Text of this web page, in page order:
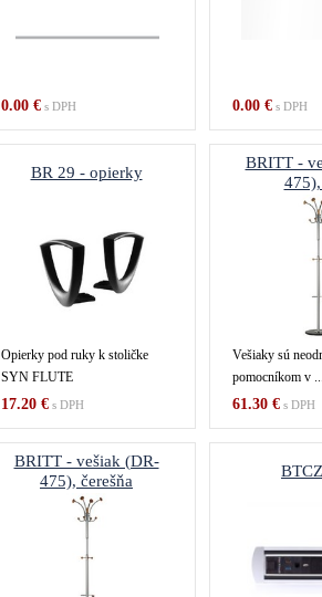
0.00 €s DPH 0.00 €s DPH
BR 29 - opierky
Opierky pod ruky k stoličke
SYN FLUTE
17.20 €s DPH
BRITT -
Vešiaky sú
pomocníkom v ...
61.30 €s DPH
BRITT - vešiak (DR-
475), čerešňa